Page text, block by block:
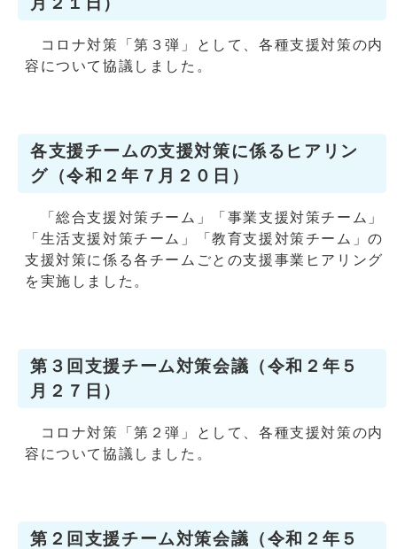
コロナ対策「第３弾」として、各種支援対策の内
容について協議しました。
各支援チームの支援対策に係るヒアリン
グ（令和２年７月２０日）
「総合支援対策チーム」「事業支援対策チーム」
「生活支援対策チーム」「教育支援対策チーム」の
支援対策に係る各チームごとの支援事業ヒアリング
を実施しました。
第３回支援チーム対策会議（令和２年５
月２７日）
コロナ対策「第２弾」として、各種支援対策の内
容について協議しました。
第２回支援チーム対策会議（令和２年５